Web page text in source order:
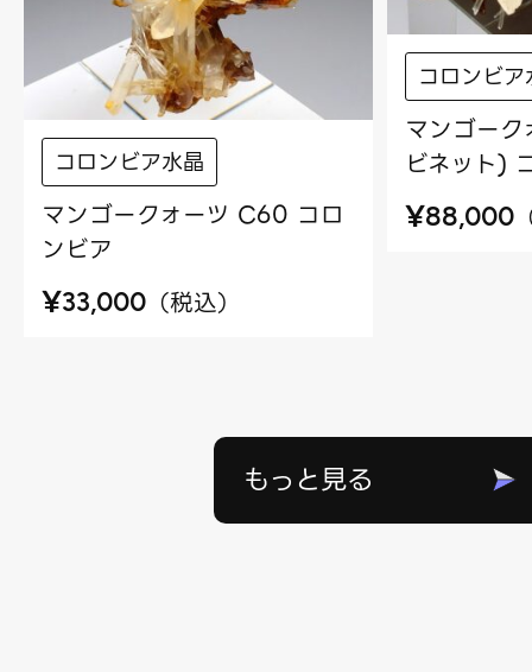
コロンビア水晶
マンゴークォーツ C60 コロ
ンビア
¥33,000 （税込）
コロンビ
マンゴー
ビネット)
¥88,000
もっと見る